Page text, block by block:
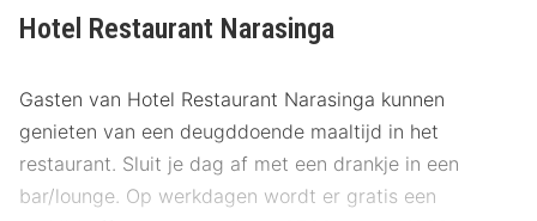
Hotel Restaurant Narasinga
Gasten van Hotel Restaurant Narasinga kunnen
genieten van een deugddoende maaltijd in het
restaurant. Sluit je dag af met een drankje in een
bar/lounge. Op werkdagen wordt er gratis een